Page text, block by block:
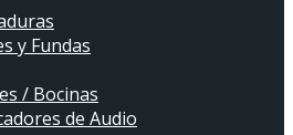
y Fundas
/ Bocinas
de Audio